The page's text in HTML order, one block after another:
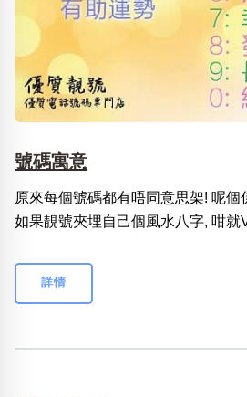
號碼寓意
原來每個號碼都有唔同意思架! 呢個
如果靚號夾埋自己個風水八字, 咁就
詳情